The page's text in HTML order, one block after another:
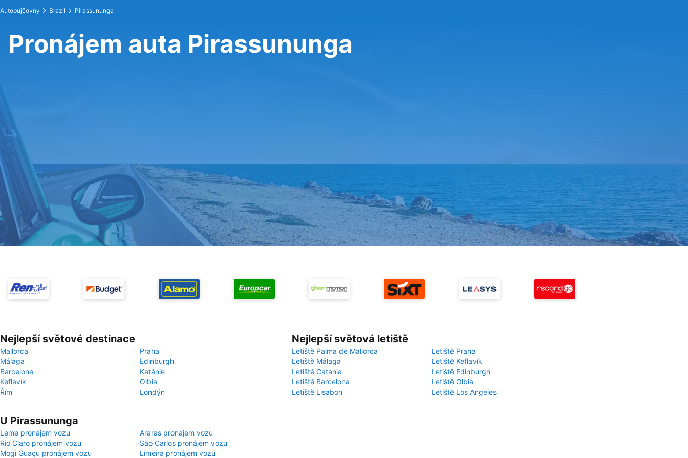
Autopůjčovny Brazil Pirassununga
Pronájem auta Pirassununga
Nejlepší světové destinace
Mallorca
Praha
Málaga
Edinburgh
Barcelona
Katánie
Keflavík
Olbia
Řím
Londýn
Nejlepší světová letiště
Letiště Palma de Mallorca
Letiště Praha
Letiště Málaga
Letiště Keflavík
Letiště Catania
Letiště Edinburgh
Letiště Barcelona
Letiště Olbia
Letiště Lisabon
Letiště Los Angeles
U Pirassununga
Leme pronájem vozu
Araras pronájem vozu
Rio Claro pronájem vozu
São Carlos pronájem vozu
Mogi Guaçu pronájem vozu
Limeira pronájem vozu